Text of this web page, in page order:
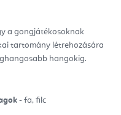
a gongjátékosoknak
tartomány létrehozására
hangokig.
- fa, filc